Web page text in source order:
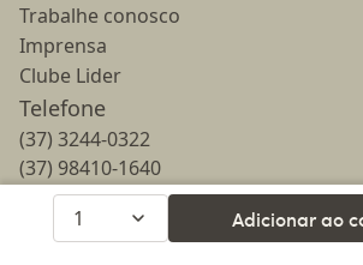
1 Adicionar ao
Trabalhe conosco
Imprensa
Clube Lider
Telefone
(37) 3244-0322
(37) 98410-1640
E-mail
lojavirtual@lider.design